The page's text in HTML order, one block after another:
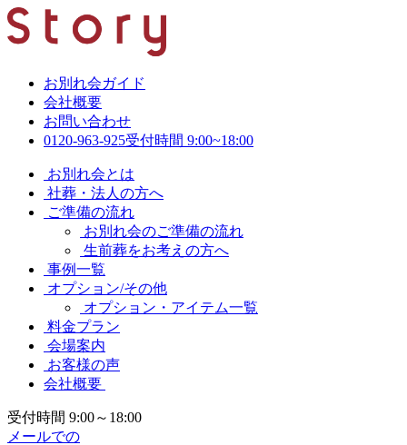
お別れ会ガイド
会社概要
お問い合わせ
0120-963-925受付時間 9:00~18:00
お別れ会とは
社葬・法人の方へ
ご準備の流れ
お別れ会のご準備の流れ
生前葬をお考えの方へ
事例一覧
オプション/その他
オプション・アイテム一覧
料金プラン
会場案内
お客様の声
会社概要
受付時間 9:00～18:00
メールでの